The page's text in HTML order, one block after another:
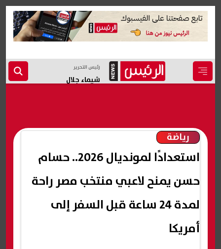
رئيس التحرير
شيماء جلال
رياضة
استعدادًا لمونديال 2026.. حسام
حسن يمنح لاعبي منتخب مصر راحة
لمدة 24 ساعة قبل السفر إلى
أمريكا